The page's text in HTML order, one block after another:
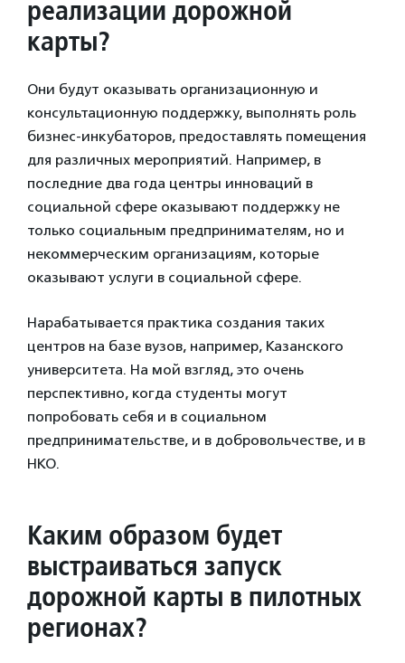
реализации дорожной
карты?
Они будут оказывать организационную и
консультационную поддержку, выполнять роль
бизнес-инкубаторов, предоставлять помещения
для различных мероприятий. Например, в
последние два года центры инноваций в
социальной сфере оказывают поддержку не
только социальным предпринимателям, но и
некоммерческим организациям, которые
оказывают услуги в социальной сфере.
Нарабатывается практика создания таких
центров на базе вузов, например, Казанского
университета. На мой взгляд, это очень
перспективно, когда студенты могут
попробовать себя и в социальном
предпринимательстве, и в добровольчестве, и в
НКО.
Каким образом будет
выстраиваться запуск
дорожной карты в пилотных
регионах?